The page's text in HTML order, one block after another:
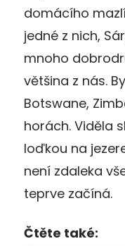
domácího
jedné z nich,
mnoho
většina z nás.
Botswane,
horách. Viděla
loďkou na
není zdaleka
teprve začíná.
Čtěte také: